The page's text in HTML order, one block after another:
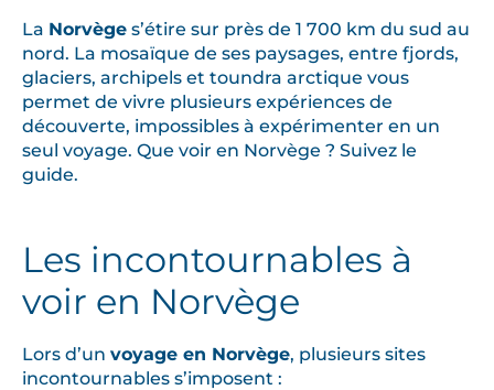
La Norvège s’étire sur près de 1 700 km du sud au
nord. La mosaïque de ses paysages, entre fjords,
glaciers, archipels et toundra arctique vous
permet de vivre plusieurs expériences de
découverte, impossibles à expérimenter en un
seul voyage. Que voir en Norvège ? Suivez le
guide.
Les incontournables à
voir en Norvège
Lors d’un voyage en Norvège, plusieurs sites
incontournables s’imposent :